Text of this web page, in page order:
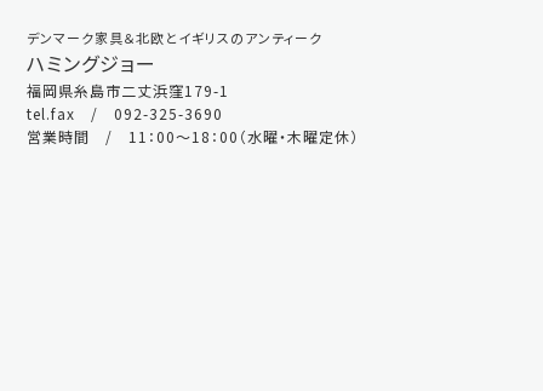
デンマーク家具＆北欧とイギリスのアンティーク
ハミングジョー
福岡県糸島市二丈浜窪179-1
tel.fax / 092-325-3690
営業時間 / 11：00～18：00（水曜・木曜定休）